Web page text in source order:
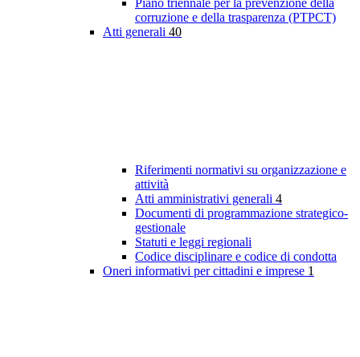
Piano triennale per la prevenzione della
corruzione e della trasparenza (PTPCT)
Atti generali 40
Riferimenti normativi su organizzazione e
attività
Atti amministrativi generali 4
Documenti di programmazione strategico-
gestionale
Statuti e leggi regionali
Codice disciplinare e codice di condotta
Oneri informativi per cittadini e imprese 1